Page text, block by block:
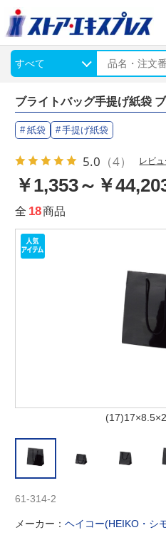
ブライトバッグ手提げ紙袋
紙袋 手提げ紙袋
5.0 （4） レビ
￥1,353～￥
全 18商品
61-314-2
メーカー：ヘイコー(HEIKO・シ